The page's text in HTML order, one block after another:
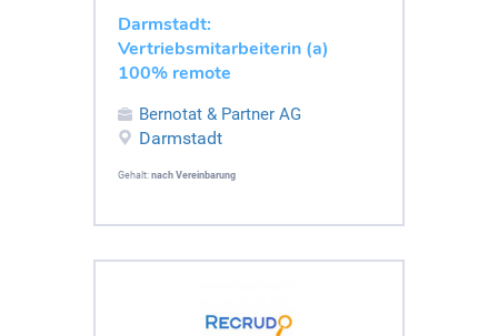
Darmstadt:
Vertriebsmitarbeiterin (a)
100% remote
Bernotat & Partner AG
Darmstadt
Gehalt: nach Vereinbarung